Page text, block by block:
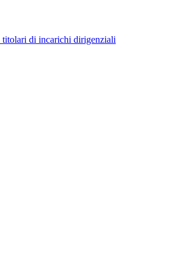
titolari di incarichi dirigenziali